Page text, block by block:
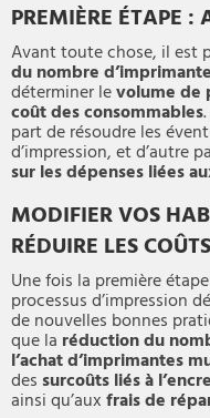
PREMIÈRE ÉTAPE :
Avant toute chose, il est
du nombre
déterminer levolume de
coût des consommables
part de résoudre les
d’impression, et d’autre
sur les dépenses liées
MODIFIER VOS
RÉDUIRE LES COÛTS
Une fois la première
processus d’impression
de nouvelles bonnes
que la réduction du
l’achat d’imprimantes
des surcoûts liés à
ainsi qu’auxfrais de